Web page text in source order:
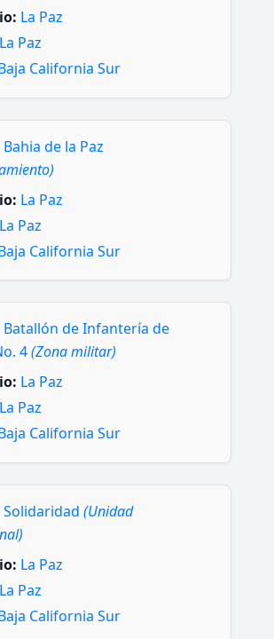
La Paz
La Paz
California Sur
Bahia de la Paz
La Paz
La Paz
California Sur
Batallón de Infantería de
4(Zona militar)
La Paz
La Paz
California Sur
Solidaridad (Unidad
La Paz
La Paz
California Sur